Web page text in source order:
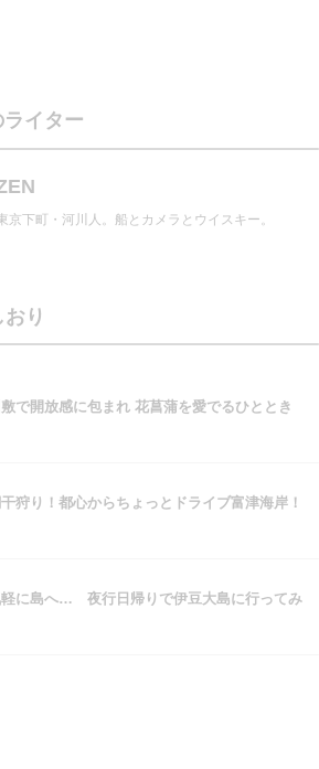
イター
京下町・河川人。船とカメラとウイスキー。
り
で開放感に包まれ 花菖蒲を愛でるひととき
狩り！都心からちょっとドライブ富津海岸！
軽に島へ… 夜行日帰りで伊豆大島に行ってみ